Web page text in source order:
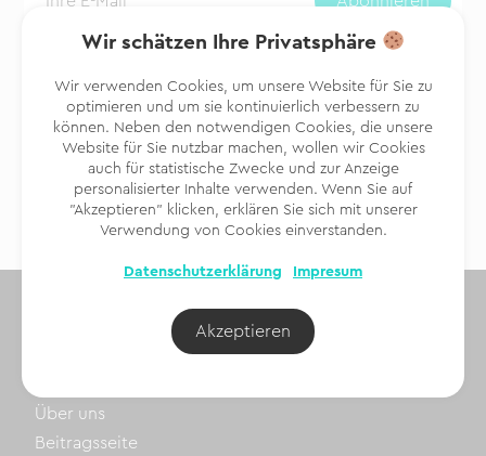
Ja, ich möchte den Newsletter erhalten,Bedingungen und
Folgen Sie uns
@finitrip.de
Finitrip, mehr als nur Urlaub.
Alle Fincas ansehen
Unternehmen
Über uns
Beitragsseite
Wir schätzen Ihre Privatsphäre
Wir verwenden Cookies, um unsere Website für Sie zu
optimieren und um sie kontinuierlich verbessern zu
können. Neben den notwendigen Cookies, die unsere
Website für Sie nutzbar machen, wollen wir Cookies
auch für statistische Zwecke und zur Anzeige
personalisierter Inhalte verwenden. Wenn Sie auf
"Akzeptieren" klicken, erklären Sie sich mit unserer
Verwendung von Cookies einverstanden.
Datenschutzerklärung Impresum
Akzeptieren